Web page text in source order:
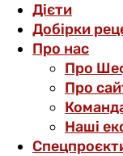
Дієти
Добірки
Про нас
Про
Про
Наші